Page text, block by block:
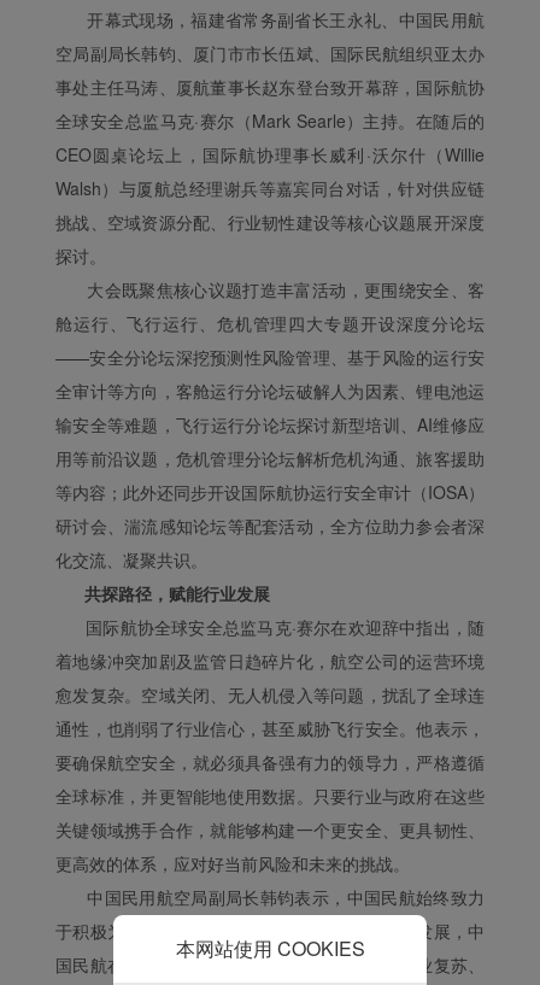
开幕式现场，福建省常务副省长王永礼、中国民用航
空局副局长韩钧、厦门市市长伍斌、国际民航组织亚太办
事处主任马涛、厦航董事长赵东登台致开幕辞，国际航协
全球安全总监马克·赛尔（Mark Searle）主持。在随后的
CEO圆桌论坛上，国际航协理事长威利·沃尔什（Willie
Walsh）与厦航总经理谢兵等嘉宾同台对话，针对供应链
挑战、空域资源分配、行业韧性建设等核心议题展开深度
探讨。
大会既聚焦核心议题打造丰富活动，更围绕安全、客
舱运行、飞行运行、危机管理四大专题开设深度分论坛
——安全分论坛深挖预测性风险管理、基于风险的运行安
全审计等方向，客舱运行分论坛破解人为因素、锂电池运
输安全等难题，飞行运行分论坛探讨新型培训、AI维修应
用等前沿议题，危机管理分论坛解析危机沟通、旅客援助
等内容；此外还同步开设国际航协运行安全审计（IOSA）
研讨会、湍流感知论坛等配套活动，全方位助力参会者深
化交流、凝聚共识。
共探路径，赋能行业发展
国际航协全球安全总监马克·赛尔在欢迎辞中指出，随
着地缘冲突加剧及监管日趋碎片化，航空公司的运营环境
愈发复杂。空域关闭、无人机侵入等问题，扰乱了全球连
通性，也削弱了行业信心，甚至威胁飞行安全。他表示，
要确保航空安全，就必须具备强有力的领导力，严格遵循
全球标准，并更智能地使用数据。只要行业与政府在这些
关键领域携手合作，就能够构建一个更安全、更具韧性、
更高效的体系，应对好当前风险和未来的挑战。
中国民用航空局副局长韩钧表示，中国民航始终致力
于积极为全球民航安全发展贡献力量。经过多年发展，中
国民航在强化安全管理、提高运行效率、加快行业复苏、
本网站使用 COOKIES
Xiamenair.com使用功能
型和分析型Cookie 来确
保我们的网站正常运行，
并为您提供最佳的用户体
验。 使用本网站，功能型
和分析型Cookie将被安装
在您的浏览器中。
在您的同意下，我们还将
使用营销Cookie (i) 分析
我们的营销绩效 (ii) 个性
化我们广告中的优惠信
息。 通过放置这些
Cookie，厦门航空和第三
方可以跟踪您的互联网行
为以使我们的内容和广告
与您的兴趣更加契合。
点击“接受”即表示您同意
放置所有的营销Cookie。
点击“拒绝”，我们将不会